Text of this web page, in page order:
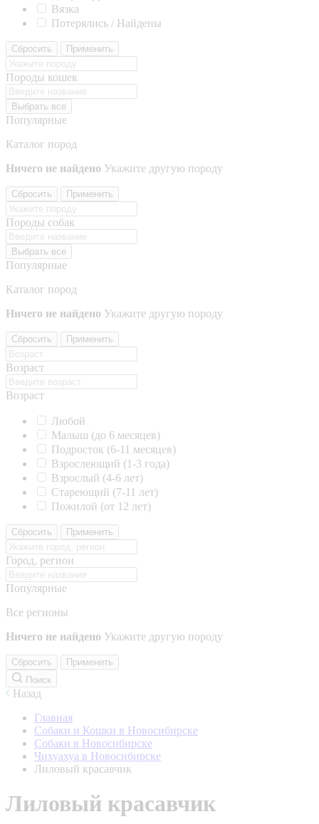
Вязка
Потерялись / Найдены
Сбросить Применить
Породы кошек
Выбрать все
Популярные
Каталог пород
Ничего не найдено Укажите другую породу
Сбросить Применить
Породы собак
Выбрать все
Популярные
Каталог пород
Ничего не найдено Укажите другую породу
Сбросить Применить
Возраст
Возраст
Любой
Малыш (до 6 месяцев)
Подросток (6-11 месяцев)
Взрослеющий (1-3 года)
Взрослый (4-6 лет)
Стареющий (7-11 лет)
Пожилой (от 12 лет)
Сбросить Применить
Город, регион
Популярные
Все регионы
Ничего не найдено Укажите другую породу
Сбросить
Применить
Поиск
Назад
Главная
Собаки и Кошки в Новосибирске
Собаки в Новосибирске
Чихуахуа в Новосибирске
Лиловый красавчик
Лиловый красавчик